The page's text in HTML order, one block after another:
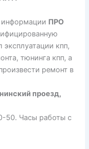
информации ПРО
кпп,
тюнинга кпп, а
ремонт в
проезд,
50. Часы работы с